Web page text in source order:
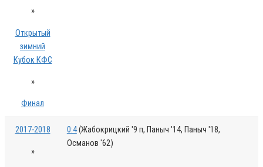
»
Открытый
зимний
Кубок КФС
»
Финал
2017-2018
»
0:4(Жабокрицкий '9 п, Паныч '14, Паныч '18,
Османов '62)